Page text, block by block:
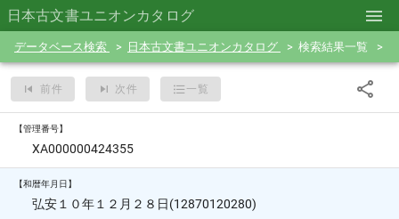
日本古文書ユニオンカタログ
データベース検索 日本古文書ユニオンカタログ 検索結果一覧
前件 次件 一覧
【管理番号】
XA000000424355
【和暦年月日】
弘安１０年１２月２８日(12870120280)